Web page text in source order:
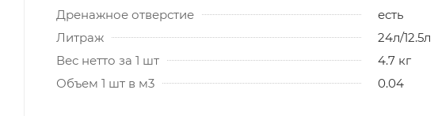
Дренажное отверстие
есть
Литраж
24л/12.5л
Вес нетто за 1 шт
4.7 кг
Объем 1 шт в м3
0.04